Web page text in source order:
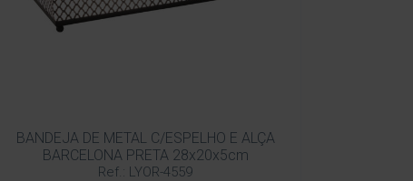
BANDEJA DE METAL C/ESPELHO E ALÇA
BARCELONA PRETA 28x20x5cm
Ref.: LYOR-4559